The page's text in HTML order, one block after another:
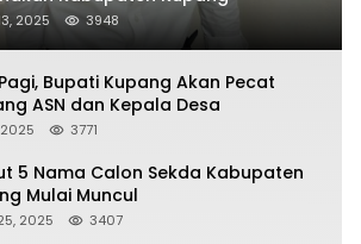
2025 3948
Bupati Kupang Akan Pecat
ASN dan Kepala Desa
3771
5 Nama Calon Sekda Kabupaten
Mulai Muncul
2025 3407